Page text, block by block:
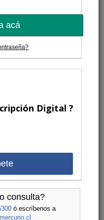
acá
Digital ?
consulta?
ó escríbenos a